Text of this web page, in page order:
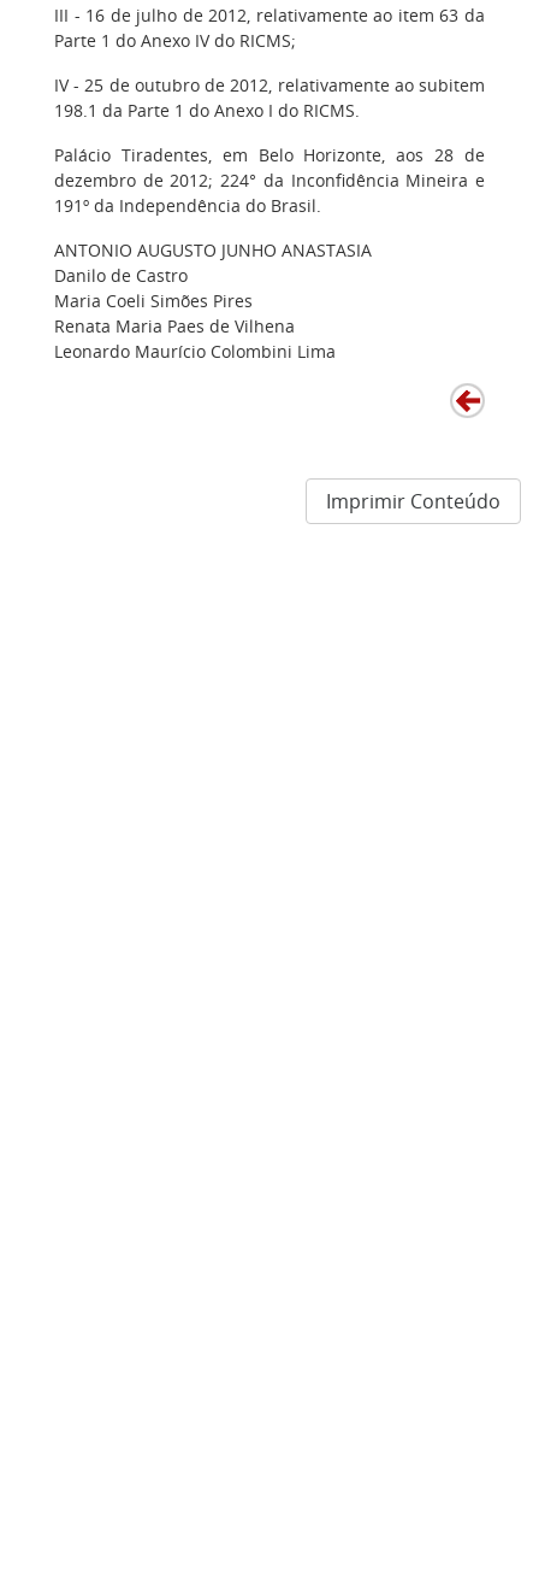
III - 16 de julho de 2012, relativamente ao item 63 da
Parte 1 do Anexo IV do RICMS;
IV - 25 de outubro de 2012, relativamente ao subitem
198.1 da Parte 1 do Anexo I do RICMS.
Palácio Tiradentes, em Belo Horizonte, aos 28 de
dezembro de 2012; 224° da Inconfidência Mineira e
191º da Independência do Brasil.
ANTONIO AUGUSTO JUNHO ANASTASIA
Danilo de Castro
Maria Coeli Simões Pires
Renata Maria Paes de Vilhena
Leonardo Maurício Colombini Lima
Imprimir Conteúdo